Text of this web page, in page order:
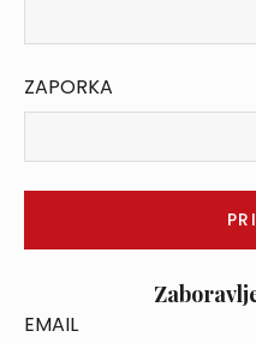
ZAPORKA
EMAIL